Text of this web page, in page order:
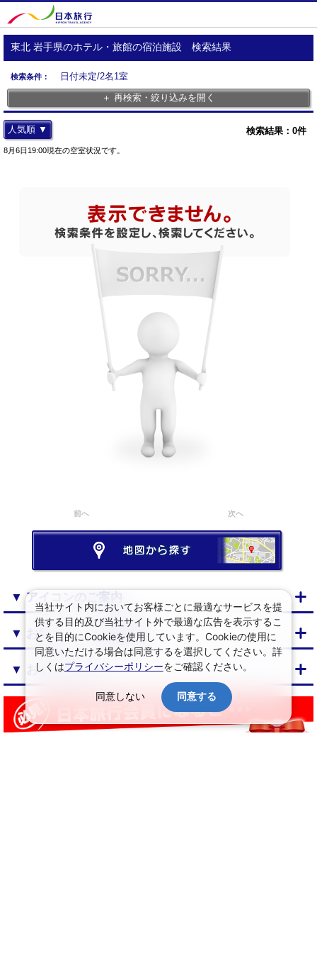
東北 岩手県のホテル・旅館の宿泊施設 検索結果
検索条件：
日付未定/2名1室
＋ 再検索・絞り込みを開く
検索結果： 0件
人気順 ▼
8月6日19:00現在の空室状況です。
前へ 次へ
▼ アイコンのご案内
▼ お気に入り・閲覧履歴
▼ おすすめプラン
当社サイト内においてお客様ごとに最適なサービスを提
供する目的及び当社サイト外で最適な広告を表示するこ
とを目的にCookieを使用しています。Cookieの使用に
同意いただける場合は同意するを選択してください。詳
しくはプライバシーポリシーをご確認ください。
同意しない 同意する